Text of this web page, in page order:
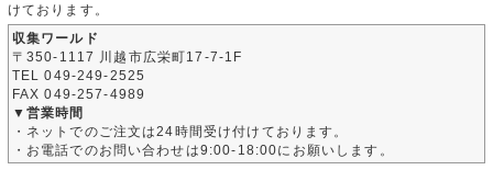
けております。
収集ワールド
〒350-1117 川越市広栄町17-7-1F
TEL 049-249-2525
FAX 049-257-4989
▼営業時間
・ネットでのご注文は24時間受け付けております。
・お電話でのお問い合わせは9:00-18:00にお願いします。